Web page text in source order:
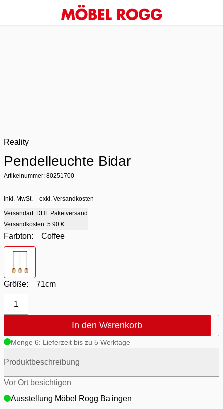
Reality
Pendelleuchte Bidar
Artikelnummer: 80251700
inkl. MwSt. – exkl. Versandkosten
Versandart: DHL Paketversand
Versandkosten: 5.90 €
Farbton:
Coffee
Farbton
Größe: 71cm
1
In den Warenkorb
Menge 6: Lieferzeit bis zu 5 Werktage
Produktbeschreibung
Vor Ort besichtigen
Ausstellung Möbel Rogg Balingen